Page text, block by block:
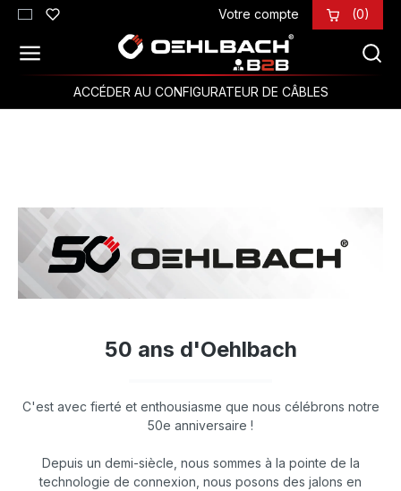
Passer au contenu principal Votre compte (0)
ACCÉDER AU CONFIGURATEUR DE CÂBLES
50 ans d'Oehlbach
C'est avec fierté et enthousiasme que nous célébrons notre
50e anniversaire !
Depuis un demi-siècle, nous sommes à la pointe de la
technologie de connexion, nous posons des jalons en